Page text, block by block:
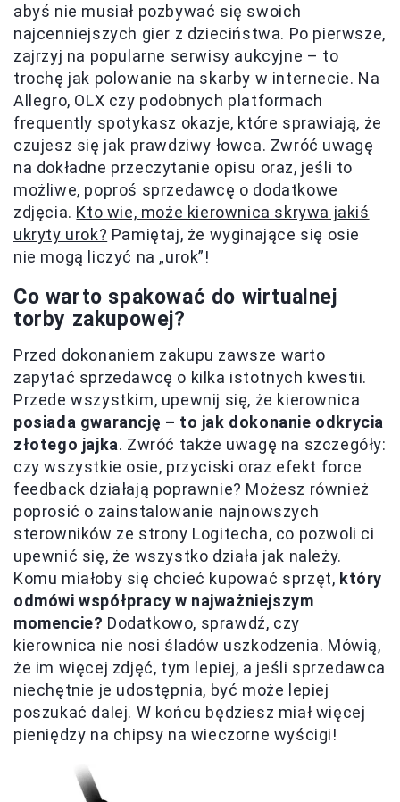
abyś nie musiał pozbywać się swoich
najcenniejszych gier z dzieciństwa. Po pierwsze,
zajrzyj na popularne serwisy aukcyjne – to
trochę jak polowanie na skarby w internecie. Na
Allegro, OLX czy podobnych platformach
frequently spotykasz okazje, które sprawiają, że
czujesz się jak prawdziwy łowca. Zwróć uwagę
na dokładne przeczytanie opisu oraz, jeśli to
możliwe, poproś sprzedawcę o dodatkowe
zdjęcia. Kto wie, może kierownica skrywa jakiś
ukryty urok? Pamiętaj, że wyginające się osie
nie mogą liczyć na „urok”!
Co warto spakować do wirtualnej
torby zakupowej?
Przed dokonaniem zakupu zawsze warto
zapytać sprzedawcę o kilka istotnych kwestii.
Przede wszystkim, upewnij się, że kierownica
posiada gwarancję – to jak dokonanie odkrycia
złotego jajka. Zwróć także uwagę na szczegóły:
czy wszystkie osie, przyciski oraz efekt force
feedback działają poprawnie? Możesz również
poprosić o zainstalowanie najnowszych
sterowników ze strony Logitecha, co pozwoli ci
upewnić się, że wszystko działa jak należy.
Komu miałoby się chcieć kupować sprzęt, który
odmówi współpracy w najważniejszym
momencie? Dodatkowo, sprawdź, czy
kierownica nie nosi śladów uszkodzenia. Mówią,
że im więcej zdjęć, tym lepiej, a jeśli sprzedawca
niechętnie je udostępnia, być może lepiej
poszukać dalej. W końcu będziesz miał więcej
pieniędzy na chipsy na wieczorne wyścigi!